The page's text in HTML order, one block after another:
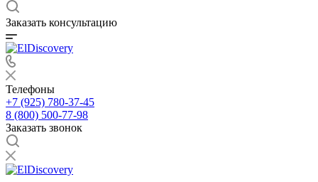
Заказать консультацию
Телефоны
+7 (925) 780-37-45
8 (800) 500-77-98
Заказать звонок